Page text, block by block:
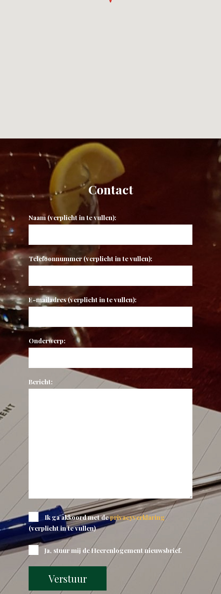
Contact
Naam (verplicht in te vullen):
Telefoonnummer (verplicht in te vullen):
E-mailadres (verplicht in te vullen):
Onderwerp:
Bericht:
Ik ga akkoord met deprivacyverklaring
(verplicht in te vullen)
Ja, stuur mij de Heerenlogement nieuwsbrief.